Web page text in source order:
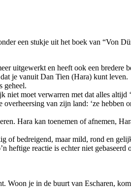
een stukje uit het boek van “Von
uitgewerkt en heeft ook een bredere
je vanuit Dan Tien (Hara) kunt leven.
geheel.
moet verwarren met dat alles altijd
van zijn land: ‘ze
Hara kan toenemen of afnemen,
of bedreigend, maar mild, rond en
reactie is echter niet
Woon je in de buurt van Escharen,